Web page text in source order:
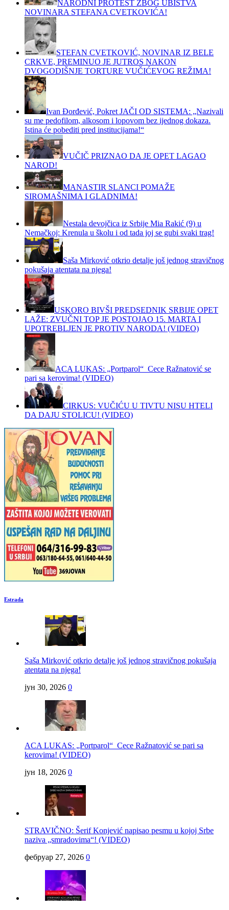
NARODNI PROTEST ZBOG UBISTVA
NOVINARA STEFANA CVETKOVIĆA!
STEFAN CVETKOVIĆ, NOVINAR IZ BELE
CRKVE, PREMINUO JE JUTROS NAKON
DVOGODIŠNJE TORTURE VUČIĆEVOG REŽIMA!
Ivan Đorđević, Pokret JAČI OD SISTEMA: „Nazivali
su me pedofilom, alkosom i lopovom bez ijednog dokaza.
Istina će pobediti pred institucijama!“
VUČIČ PRIZNAO DA JE OPET LAGAO
NAROD!
MANASTIR SLANCI POMAŽE
SIROMAŠNIMA I GLADNIMA!
Nestala devojčica iz Srbije Mia Rakić (9) u
Nemačkoj: Krenula u školu i od tada joj se gubi svaki trag!
Saša Mirković otkrio detalje još jednog stravičnog
pokušaja atentata na njega!
USKORO BIVŠI PREDSEDNIK SRBIJE OPET
LAŽE: ZVUČNI TOP JE POSTOJAO 15. MARTA I
UPOTREBLJEN JE PROTIV NARODA! (VIDEO)
ACA LUKAS: „Portparol“ Cece Ražnatović se
pari sa kerovima! (VIDEO)
CIRKUS: VUČIĆU U TIVTU NISU HTELI
DA DAJU STOLICU! (VIDEO)
Estrada
Saša Mirković otkrio detalje još jednog stravičnog pokušaja
atentata na njega!
јун 30, 2026 0
ACA LUKAS: „Portparol“ Cece Ražnatović se pari sa
kerovima! (VIDEO)
јун 18, 2026 0
STRAVIČNO: Šerif Konjević napisao pesmu u kojoj Srbe
naziva „smradovima“! (VIDEO)
фебруар 27, 2026 0